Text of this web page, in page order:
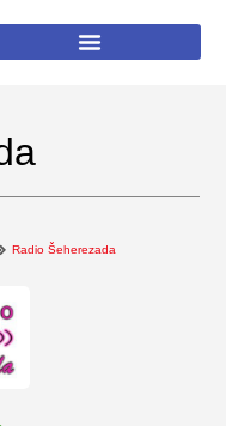
Radio Šeherezada